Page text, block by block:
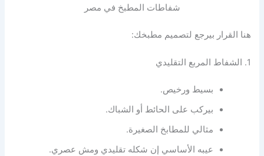
شفاطات المطبخ في مصر
هنا القرار بيرجع لتصميم مطبخك:
1. الشفاط المربع التقليدي
بسيط ورخيص.
بيركب على الحائط أو الشباك.
مثالي للمطابخ الصغيرة.
عيبه الأساسي إن شكله تقليدي ومش عصري.